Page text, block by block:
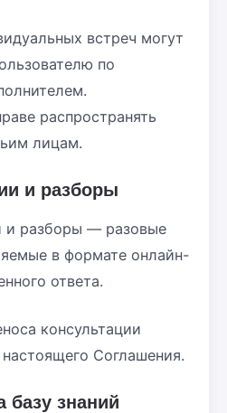
встреч могут
по
распространять
лицам.
и разборы
и разборы — разовые
в формате онлайн-
ответа.
консультации
Соглашения.
базу знаний